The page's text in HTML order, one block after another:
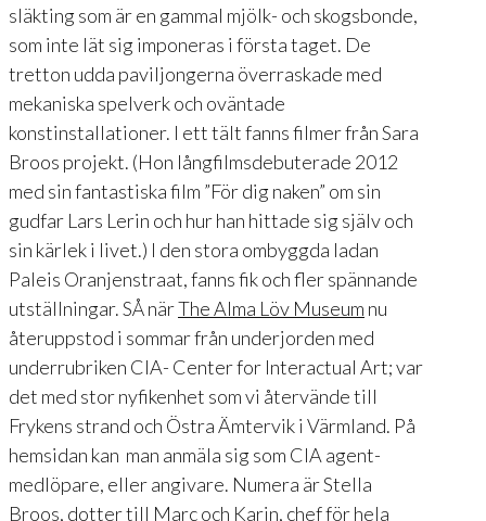
släkting som är en gammal mjölk- och skogsbonde,
som inte lät sig imponeras i första taget. De
tretton udda paviljongerna överraskade med
mekaniska spelverk och oväntade
konstinstallationer. I ett tält fanns filmer från Sara
Broos projekt. (Hon långfilmsdebuterade 2012
med sin fantastiska film ”För dig naken” om sin
gudfar Lars Lerin och hur han hittade sig själv och
sin kärlek i livet.) I den stora ombyggda ladan
Paleis Oranjenstraat, fanns fik och fler spännande
utställningar. SÅ närThe Alma Löv Museum nu
återuppstod i sommar från underjorden med
underrubriken CIA- Center for Interactual Art; var
det med stor nyfikenhet som vi återvände till
Frykens strand och Östra Ämtervik i Värmland. På
hemsidan kan man anmäla sig som CIA agent-
medlöpare, eller angivare. Numera är Stella
Broos, dotter till Marc och Karin, chef för hela